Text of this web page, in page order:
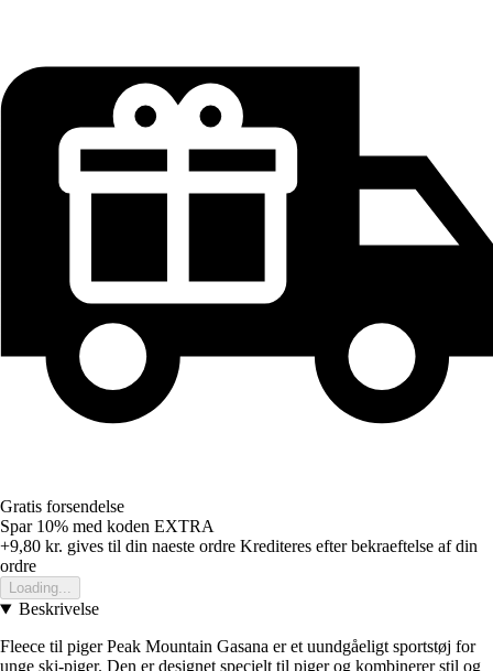
Gratis forsendelse
Spar 10% med koden EXTRA
+9,80 kr. gives til din naeste ordre Krediteres efter bekraeftelse af din
ordre
Loading...
Beskrivelse
Fleece til piger Peak Mountain Gasana er et uundgåeligt sportstøj for
unge ski-piger. Den er designet specielt til piger og kombinerer stil og